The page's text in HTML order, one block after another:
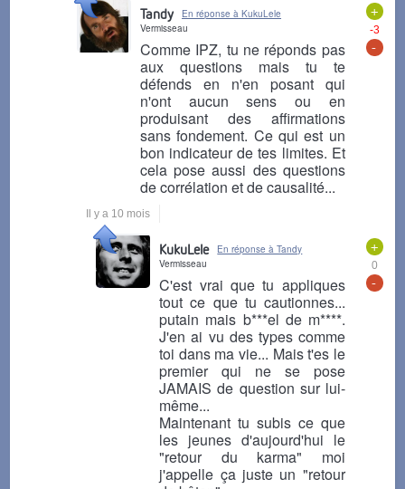
+
-3
-
Tandy
En réponse à KukuLele
Vermisseau
Comme IPZ, tu ne réponds pas
aux questions mais tu te
défends en n'en posant qui
n'ont aucun sens ou en
produisant des affirmations
sans fondement. Ce qui est un
bon indicateur de tes limites. Et
cela pose aussi des questions
de corrélation et de causalité...
Il y a 10 mois
+
0
-
KukuLele
En réponse à Tandy
Vermisseau
C'est vrai que tu appliques
tout ce que tu cautionnes...
putain mais b***el de m****.
J'en ai vu des types comme
toi dans ma vie... Mais t'es le
premier qui ne se pose
JAMAIS de question sur lui-
même...
Maintenant tu subis ce que
les jeunes d'aujourd'hui le
"retour du karma" moi
j'appelle ça juste un "retour